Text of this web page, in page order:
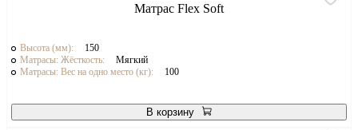
Матрас Flex Soft
Высота (мм):
150
Матрасы: Жёсткость:
Мягкий
Матрасы: Вес на одно место (кг):
100
В корзину